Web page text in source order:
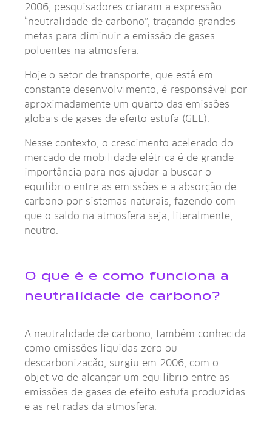
2006, pesquisadores criaram a expressão
“neutralidade de carbono”, traçando grandes
metas para diminuir a emissão de gases
poluentes na atmosfera.
Hoje o setor de transporte, que está em
constante desenvolvimento, é responsável por
aproximadamente um quarto das emissões
globais de gases de efeito estufa (GEE).
Nesse contexto, o crescimento acelerado do
mercado de mobilidade elétrica é de grande
importância para nos ajudar a buscar o
equilíbrio entre as emissões e a absorção de
carbono por sistemas naturais, fazendo com
que o saldo na atmosfera seja, literalmente,
neutro.
O que é e como funciona a
neutralidade de carbono?
A neutralidade de carbono, também conhecida
como emissões líquidas zero ou
descarbonização, surgiu em 2006, com o
objetivo de alcançar um equilíbrio entre as
emissões de gases de efeito estufa produzidas
e as retiradas da atmosfera.